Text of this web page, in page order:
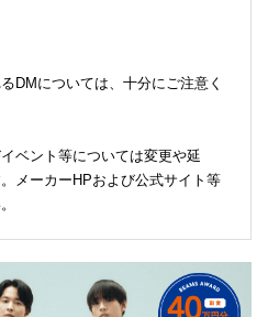
DMについては、十分にご注意く
ベント等については変更や延
メーカーHPおよび公式サイト等